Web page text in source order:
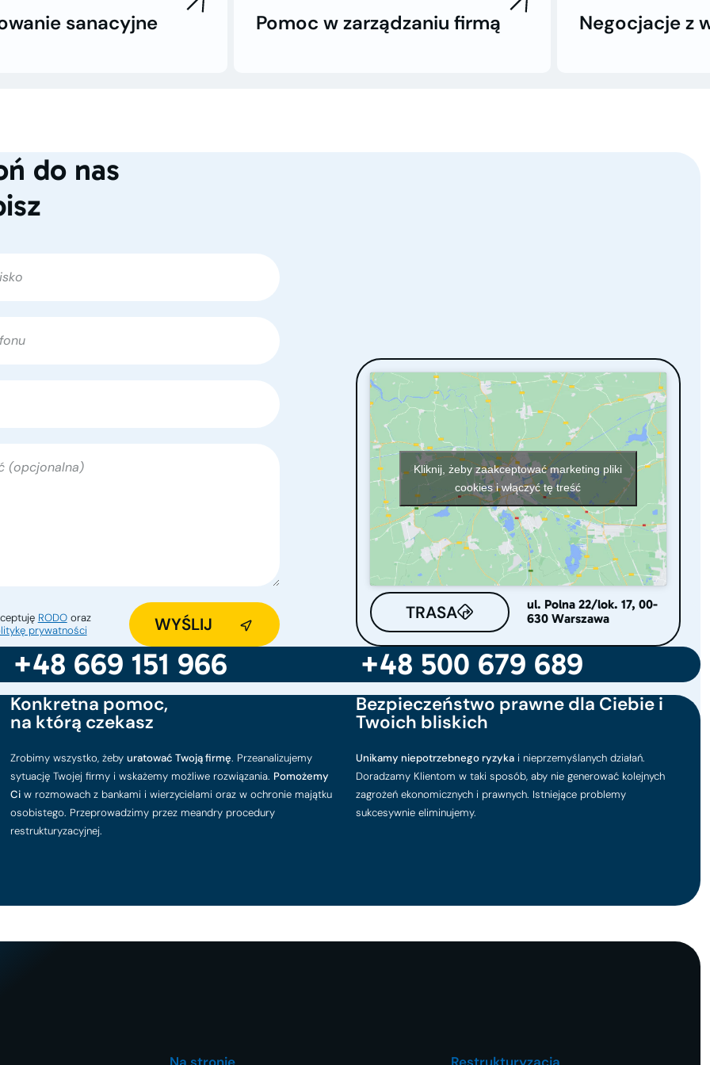
sanacyjne Pomoc w zarządzaniu firmą Negocjacje z
do nas
RODOoraz
prywatności
Kliknij, żeby zaakceptować marketing pliki
cookies i włączyć tę treść
TRASA
ul. Polna 22/lok. 17, 00-
630 Warszawa
+48 669 151 966 +48 500 679 689
Konkretna pomoc,
na którą czekasz
Zrobimy wszystko, żebyuratować Twoją firmę. Przeanalizujemy
sytuację Twojej firmy i wskażemy możliwe rozwiązania. Pomożemy
Ci w rozmowach z bankami i wierzycielami oraz w ochronie majątku
osobistego. Przeprowadzimy przez meandry procedury
restrukturyzacyjnej.
Bezpieczeństwo prawne dla Ciebie i
Twoich bliskich
Unikamy niepotrzebnego ryzyka i nieprzemyślanych działań.
Doradzamy Klientom w taki sposób, aby nie generować kolejnych
zagrożeń ekonomicznych i prawnych. Istniejące problemy
sukcesywnie eliminujemy.
Na stronie Restrukturyzacja